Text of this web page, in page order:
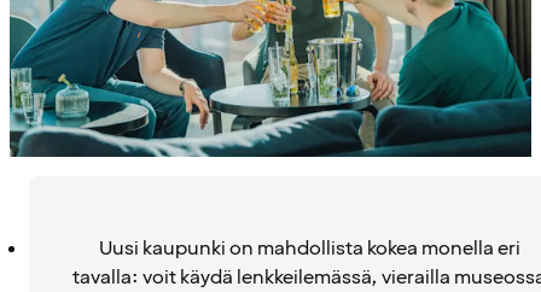
Uusi kaupunki on mahdollista kokea monella eri
tavalla: voit käydä lenkkeilemässä, vierailla